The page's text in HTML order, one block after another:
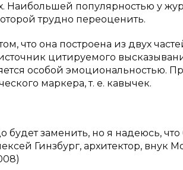
Наибольшей популярностью у
трудно переоценить.
что она построена из двух
цитируемого
особой эмоциональностью.
маркера, т. е. кавычек.
будет заменить, но я надеюсь,
Гинзбург, архитектор, внук